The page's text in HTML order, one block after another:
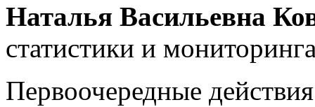
Наталья Васильевна
статистики и
Первоочередные